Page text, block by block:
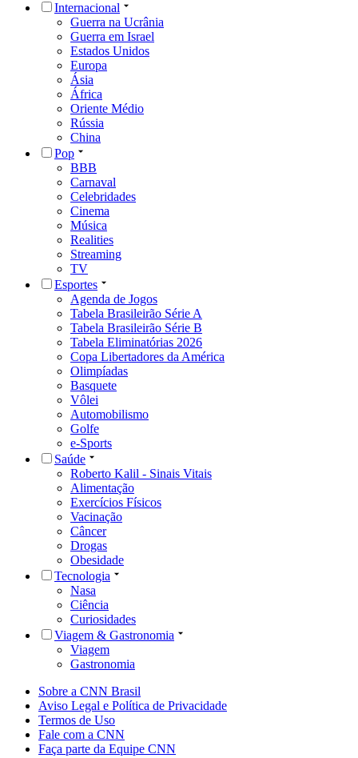
Internacional
Guerra na Ucrânia
Guerra em Israel
Estados Unidos
Europa
Ásia
África
Oriente Médio
Rússia
China
Pop
BBB
Carnaval
Celebridades
Cinema
Música
Realities
Streaming
TV
Esportes
Agenda de Jogos
Tabela Brasileirão Série A
Tabela Brasileirão Série B
Tabela Eliminatórias 2026
Copa Libertadores da América
Olimpíadas
Basquete
Vôlei
Automobilismo
Golfe
e-Sports
Saúde
Roberto Kalil - Sinais Vitais
Alimentação
Exercícios Físicos
Vacinação
Câncer
Drogas
Obesidade
Tecnologia
Nasa
Ciência
Curiosidades
Viagem & Gastronomia
Viagem
Gastronomia
Sobre a CNN Brasil
Aviso Legal e Política de Privacidade
Termos de Uso
Fale com a CNN
Faça parte da Equipe CNN